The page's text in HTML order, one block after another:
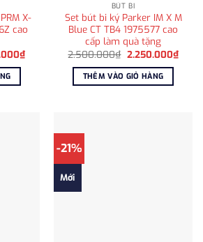
X-
cao
₫Giá
hiện
2.250.000₫.
BÚT BI
Set bút bi ký Parker IM X M
Blue CT TB4 1975577 cao
cấp làm quà tặng
2.500.000₫ Giá
là:
2.500.000₫.
2.250.000₫Giá
hiện
THÊM VÀO GIỎ HÀNG
-21%
Mới